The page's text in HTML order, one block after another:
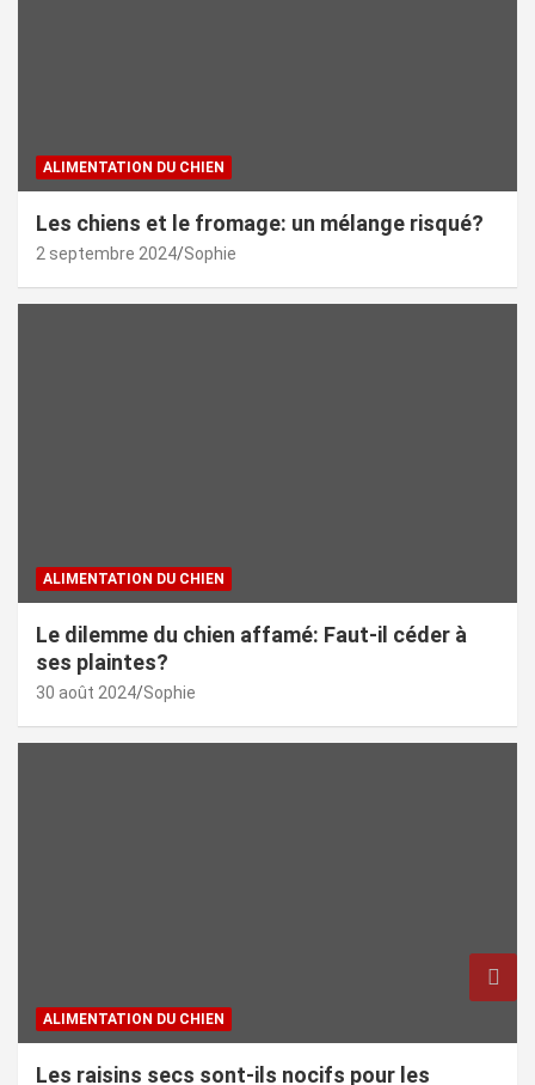
ALIMENTATION DU CHIEN
Les chiens et le fromage: un mélange risqué?
2 septembre 2024 Sophie
ALIMENTATION DU CHIEN
Le dilemme du chien affamé: Faut-il céder à
ses plaintes?
30 août 2024 Sophie
ALIMENTATION DU CHIEN
Les raisins secs sont-ils nocifs pour les